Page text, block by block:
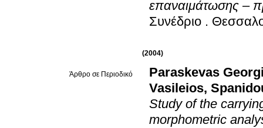
επαναιμάτωσης –
Συνέδριο .
(2004)
Άρθρο σε Περιοδικό
Paraskevas
Vasileios,
Study of the
morphometric